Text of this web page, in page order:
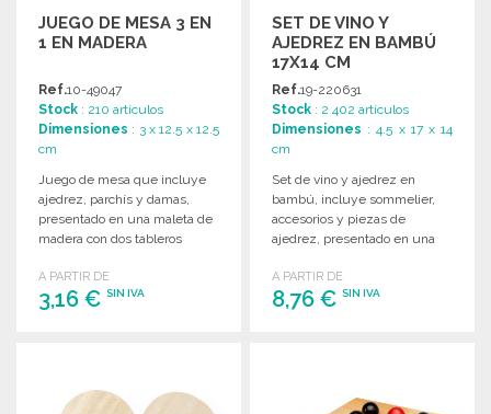
JUEGO DE MESA 3 EN
1 EN MADERA
Ref.10-49047
Stock : 210 artículos
Dimensiones : 3 x 12.5 x 12.5
cm
Juego de mesa que incluye
ajedrez, parchís y damas,
presentado en una maleta de
madera con dos tableros
A PARTIR DE
3,16 € SIN IVA
SET DE VINO Y
AJEDREZ EN BAMBÚ
17X14 CM
Ref.19-220631
Stock : 2 402 artículos
Dimensiones : 4.5 x 17 x 14
cm
Set de vino y ajedrez en
bambú, incluye sommelier,
accesorios y piezas de
ajedrez, presentado en una
A PARTIR DE
8,76 €SIN IVA